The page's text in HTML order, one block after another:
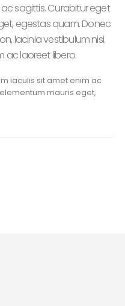
sagittis. Curabitur eget
egestas quam. Donec
lacinia vestibulum nisi.
ac laoreet libero.
iaculis sit amet enim ac
mauris eget,